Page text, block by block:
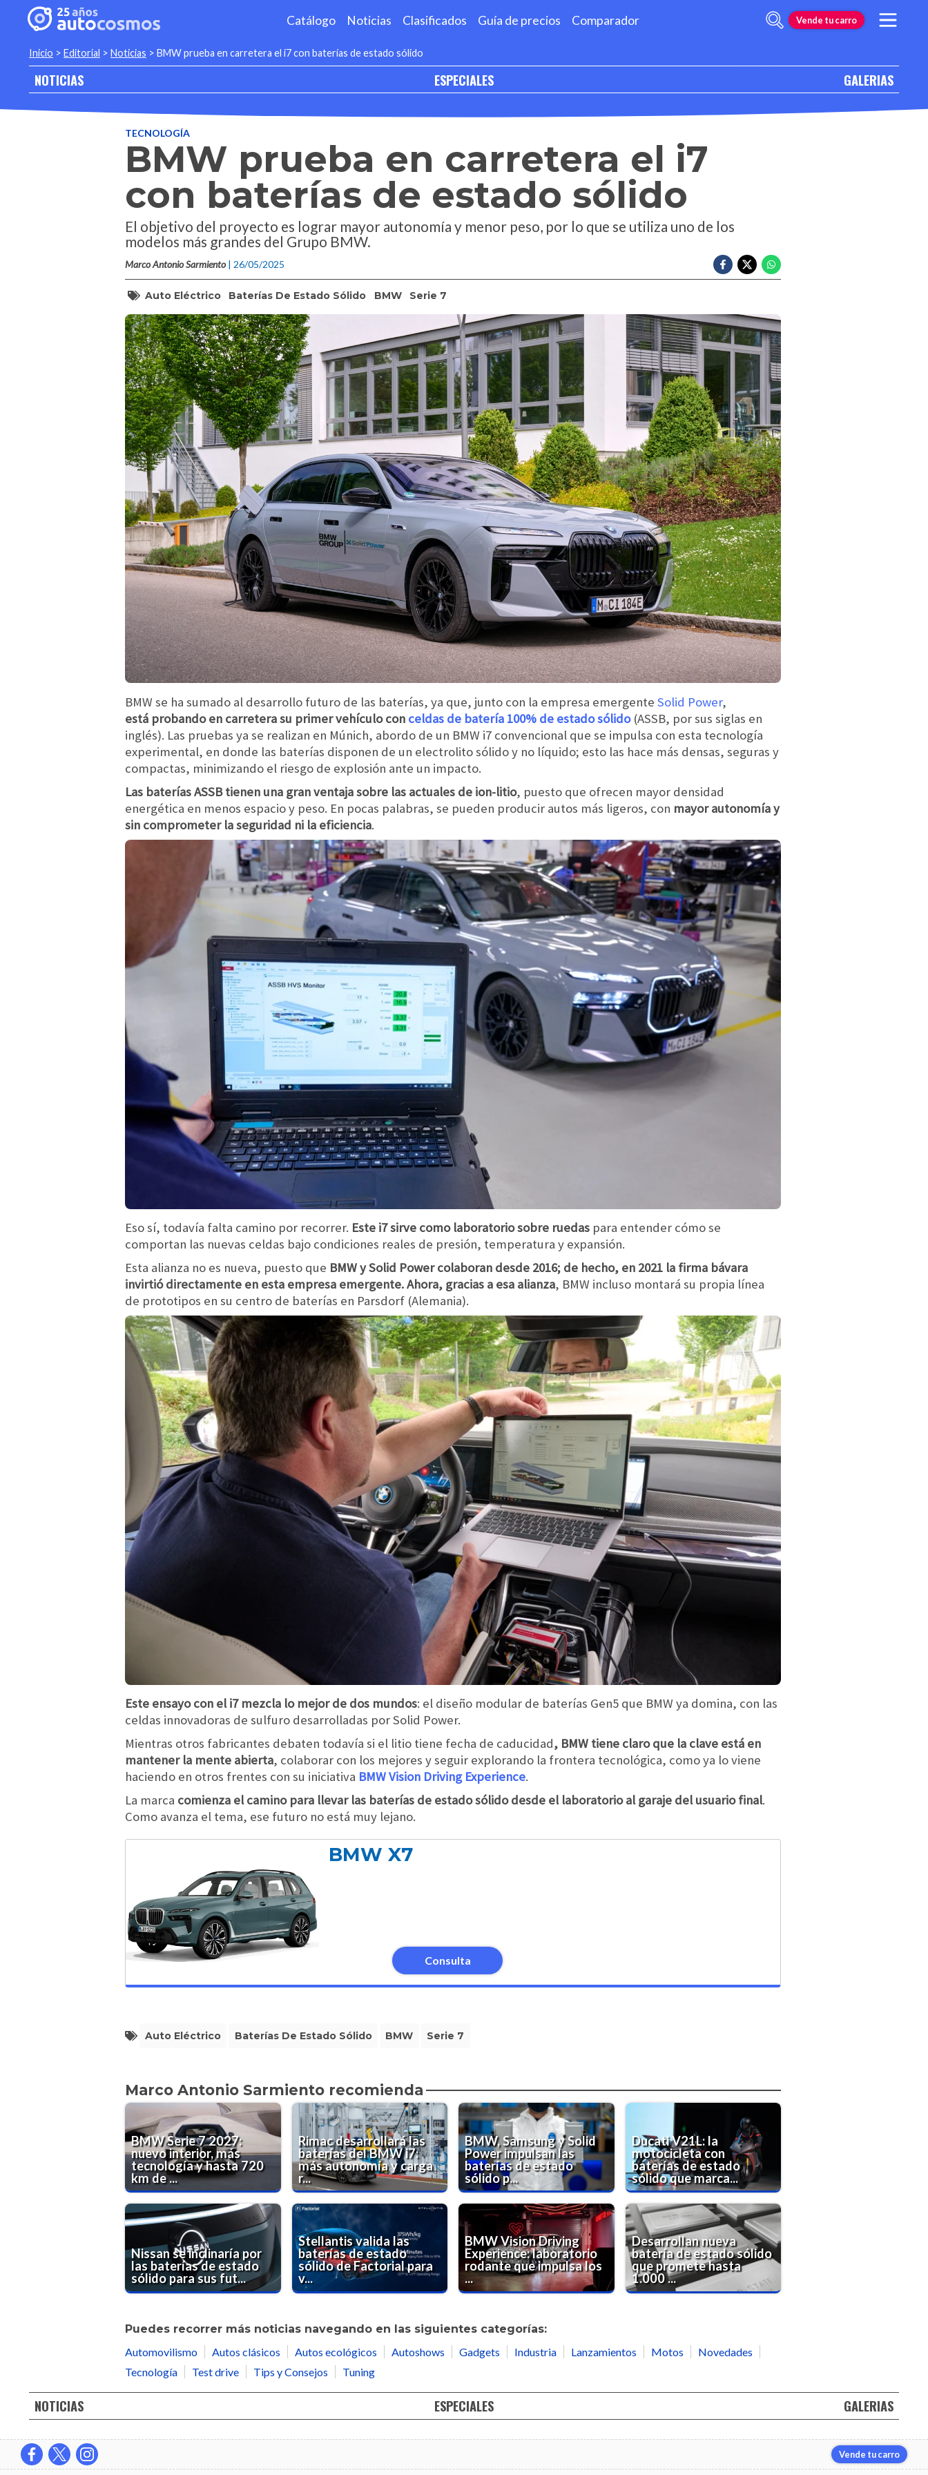
Catálogo Noticias Clasificados Guía de precios Comparador Vende tu carro
Inicio > Editorial > Noticias > BMW prueba en carretera el i7 con baterías de estado sólido
NOTICIAS ESPECIALES GALERIAS
TECNOLOGÍA
BMW prueba en carretera el i7
con baterías de estado sólido
El objetivo del proyecto es lograr mayor autonomía y menor peso, por lo que se utiliza uno de los
modelos más grandes del Grupo BMW.
Marco Antonio Sarmiento | 26/05/2025
Auto Eléctrico Baterías De Estado Sólido BMW Serie 7
BMW se ha sumado al desarrollo futuro de las baterías, ya que, junto con la empresa emergente Solid Power,
está probando en carretera su primer vehículo con celdas de batería 100% de estado sólido(ASSB, por sus siglas en
inglés). Las pruebas ya se realizan en Múnich, abordo de un BMW i7 convencional que se impulsa con esta tecnología
experimental, en donde las baterías disponen de un electrolito sólido y no líquido; esto las hace más densas, seguras y
compactas, minimizando el riesgo de explosión ante un impacto.
Las baterías ASSB tienen una gran ventaja sobre las actuales de ion-litio, puesto que ofrecen mayor densidad
energética en menos espacio y peso. En pocas palabras, se pueden producir autos más ligeros, con mayor autonomía y
sin comprometer la seguridad ni la eficiencia.
Eso sí, todavía falta camino por recorrer. Este i7 sirve como laboratorio sobre ruedas para entender cómo se
comportan las nuevas celdas bajo condiciones reales de presión, temperatura y expansión.
Esta alianza no es nueva, puesto que BMW y Solid Power colaboran desde 2016; de hecho, en 2021 la firma bávara
invirtió directamente en esta empresa emergente. Ahora, gracias a esa alianza, BMW incluso montará su propia línea
de prototipos en su centro de baterías en Parsdorf (Alemania).
Este ensayo con el i7 mezcla lo mejor de dos mundos: el diseño modular de baterías Gen5 que BMW ya domina, con las
celdas innovadoras de sulfuro desarrolladas por Solid Power.
Mientras otros fabricantes debaten todavía si el litio tiene fecha de caducidad, BMW tiene claro que la clave está en
mantener la mente abierta, colaborar con los mejores y seguir explorando la frontera tecnológica, como ya lo viene
haciendo en otros frentes con su iniciativa BMW Vision Driving Experience.
La marca comienza el camino para llevar las baterías de estado sólido desde el laboratorio al garaje del usuario final.
Como avanza el tema, ese futuro no está muy lejano.
BMW X7
Consulta
Auto Eléctrico Baterías De Estado Sólido BMW Serie 7
Marco Antonio Sarmiento recomienda
BMW Serie 7 2027:
nuevo interior, más
tecnología y hasta 720
km de ...
Rimac desarrollará las
baterías del BMW i7:
más autonomía y carga
r...
BMW, Samsung y Solid
Power impulsan las
baterías de estado
sólido p...
Ducati V21L: la
motocicleta con
baterías de estado
sólido que marca...
Nissan se inclinaría por
las baterías de estado
sólido para sus fut...
Stellantis valida las
baterías de estado
sólido de Factorial para
v...
BMW Vision Driving
Experience: laboratorio
rodante que impulsa los
...
Desarrollan nueva
batería de estado sólido
que promete hasta
1.000 ...
Puedes recorrer más noticias navegando en las siguientes categorías:
Automovilismo
Autos clásicos Autos ecológicos Autoshows Gadgets Industria Lanzamientos Motos
Novedades
Tecnología
Test drive Tips y Consejos Tuning
NOTICIAS ESPECIALES GALERIAS
Vende tu carro